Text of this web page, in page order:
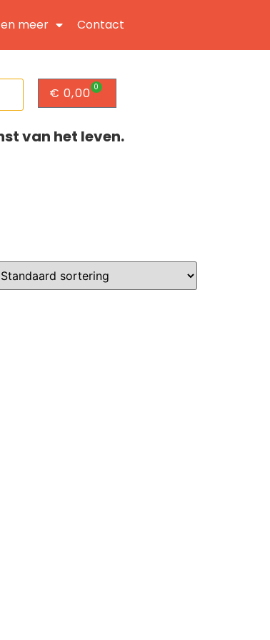
meer Contact
€ 0,00 0
van het leven.